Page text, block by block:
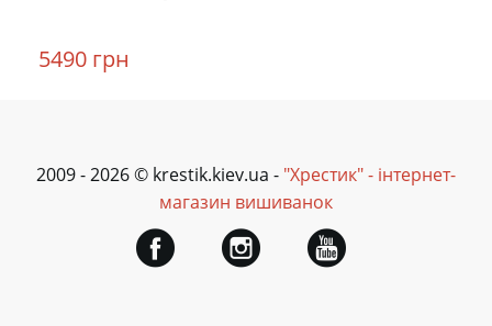
5490 грн
2009 - 2026 © krestik.kiev.ua - "Хрестик" - інтернет-
магазин вишиванок